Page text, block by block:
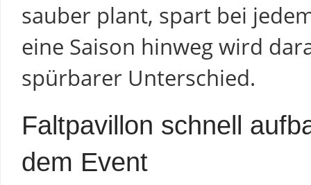
sauber plant, spart bei
eine Saison hinweg wird
spürbarer Unterschied.
Faltpavillon schnell
dem Event